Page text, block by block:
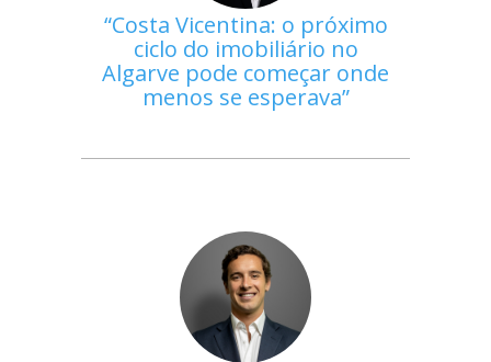
Costa Vicentina: o próximo
ciclo do imobiliário no
Algarve pode começar onde
menos se esperava